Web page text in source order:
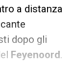
a distanza
dopo gli
Feyenoord.